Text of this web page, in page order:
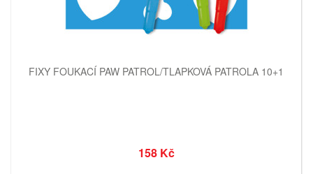
FIXY FOUKACÍ PAW PATROL/TLAPKOVÁ PATROLA 10+1
158 Kč